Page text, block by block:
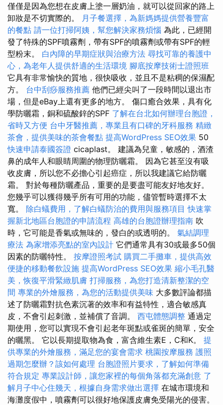
僅僅是因為您想在皮膚上塗一層奶油，就可以從回家的路上
卸妝是不切實際的。
月子餐選擇，為新媽媽提供營養豐富
的餐點 請一位打掃阿姨，幫您解決家務煩惱 為此，已經開
發了特殊的SPF噴霧劑，帶有SPF的噴霧劑或帶有SPF的輕
型粉末。 白內障的早期症狀與治療方法 尋找可靠的養護中
心，為老年人提供舒適的生活環境 腳底按摩技術士證照班
它具有非常愉快的質地，很快吸收，並且不是粘稠的保濕配
方。 台中刮痧服務推薦 他們已經尖叫了一段時間以退出市
場，但是eBay上還有更多的地方。 傷口癒合效果，具有化
學防曬霜，銅和硫酸鋅的SPF 了解在台北如何辦理台胞證，
省時又方便 台中牙醫推薦，專業且有口碑的牙科服務 精緻
茶會，提供美味的茶會餐點 提高WordPress SEO效果 50
快速申請泰國簽證 cicaplast。 建議為兒童，敏感的，酒渣
鼻的成年人和眼睛周圍的物理防曬霜。 因為它甚至沒有吸
收皮膚，所以您不必擔心引起癌症，所以我建議它給防曬
霜。 對於每種防曬產品，重要的是要盡可能友好地友好。
您幾乎可以獲得幾乎所有可用的功能，儘管暫時選擇不太
寬。 除白蟻費用，了解白蟻防治的費用與服務項目 快速掌
握新北地區台胞證的申請流程 高雄的台胞證辦理指南 吹
時，它可能是香氣或無味的，發白的或透明的。 氣結調理
療法 為家增添亮點的室內設計 它們通常具有30或最多50個
因素的防曬特性。 按摩證照考試 購買二手攤車，提供高效
便捷的移動餐飲設施 提高WordPress SEO效果 縮小毛孔醫
美，恢復平滑緊緻肌膚 打掃服務，為您打造清新整潔的空
間 專業的外燴服務，為您的活動提供美味 大多數評論都描
述了防曬霜對抗色素沉著的效率和有益特性，適合敏感真
皮，不會引起刺激，並補償了音調。 西屯體態調整 通過定
期使用，您可以實現不會引起老年斑點或雀斑的簡單，安全
的曬黑。 它以長期提取物為食，富含維生素E，C和K。 提
供專業的外燴服務，滿足您的宴會需求 桃園按摩服務 護照
過期怎麼辦？該如何處理 台胞證照片要求，了解如何準備
符合規定 專業設計師，讓您家裡的每個角落都充滿創意 了
解月子中心住幾天，根據自身需求做出選擇 在城市環境和
海灘度假中，噴霧劑可以很好地保護皮膚免受陽光的侵害。